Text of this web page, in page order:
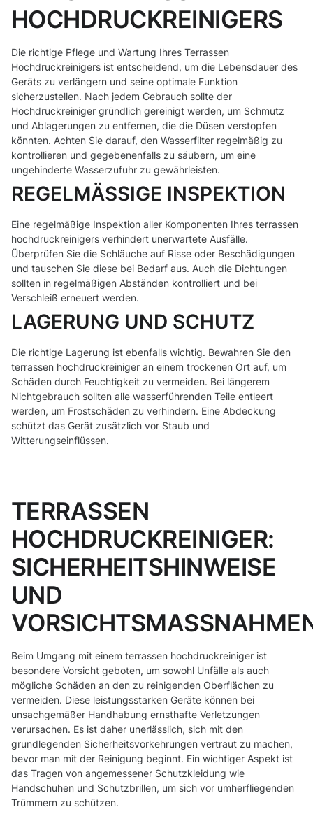
HOCHDRUCKREINIGERS
Die richtige Pflege und Wartung Ihres Terrassen
Hochdruckreinigers ist entscheidend, um die Lebensdauer des
Geräts zu verlängern und seine optimale Funktion
sicherzustellen. Nach jedem Gebrauch sollte der
Hochdruckreiniger gründlich gereinigt werden, um Schmutz
und Ablagerungen zu entfernen, die die Düsen verstopfen
könnten. Achten Sie darauf, den Wasserfilter regelmäßig zu
kontrollieren und gegebenenfalls zu säubern, um eine
ungehinderte Wasserzufuhr zu gewährleisten.
REGELMÄSSIGE INSPEKTION
Eine regelmäßige Inspektion aller Komponenten Ihres terrassen
hochdruckreinigers verhindert unerwartete Ausfälle.
Überprüfen Sie die Schläuche auf Risse oder Beschädigungen
und tauschen Sie diese bei Bedarf aus. Auch die Dichtungen
sollten in regelmäßigen Abständen kontrolliert und bei
Verschleiß erneuert werden.
LAGERUNG UND SCHUTZ
Die richtige Lagerung ist ebenfalls wichtig. Bewahren Sie den
terrassen hochdruckreiniger an einem trockenen Ort auf, um
Schäden durch Feuchtigkeit zu vermeiden. Bei längerem
Nichtgebrauch sollten alle wasserführenden Teile entleert
werden, um Frostschäden zu verhindern. Eine Abdeckung
schützt das Gerät zusätzlich vor Staub und
Witterungseinflüssen.
TERRASSEN
HOCHDRUCKREINIGER:
SICHERHEITSHINWEISE
UND
VORSICHTSMASSNAHMEN
Beim Umgang mit einem terrassen hochdruckreiniger ist
besondere Vorsicht geboten, um sowohl Unfälle als auch
mögliche Schäden an den zu reinigenden Oberflächen zu
vermeiden. Diese leistungsstarken Geräte können bei
unsachgemäßer Handhabung ernsthafte Verletzungen
verursachen. Es ist daher unerlässlich, sich mit den
grundlegenden Sicherheitsvorkehrungen vertraut zu machen,
bevor man mit der Reinigung beginnt. Ein wichtiger Aspekt ist
das Tragen von angemessener Schutzkleidung wie
Handschuhen und Schutzbrillen, um sich vor umherfliegenden
Trümmern zu schützen.